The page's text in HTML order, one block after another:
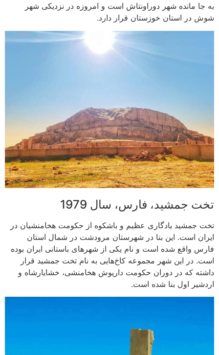
به جا مانده شهر دوراونتاش است و امروزه در نزدیکی شهر
شوش در استان خوزستان قرار دارد.
تخت جمشید، فارس، سال 1979
تخت جمشید یادگاری عظیم و باشکوه از حکومت هخامنشیان در
ایران است. این بنا در شهرستان مرودشت در شمال استان
فارس واقع شده است و نام یکی از شهرهای باستانی ایران بوده
است. در این شهر مجموعه کاخ‌هایی به نام تخت جمشید قرار
داشته که در دوران حکومت داریوش هخامنشی، خشایارشاه و
اردشیر اول بنا شده است.